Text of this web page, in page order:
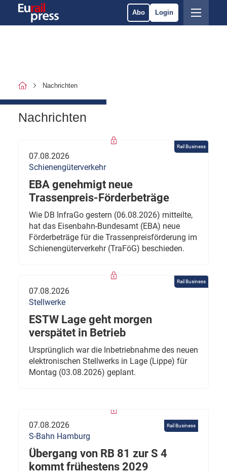
Abo Login
Nachrichten
Nachrichten
Rail Business
07.08.2026
Schienengüterverkehr
EBA genehmigt neue
Trassenpreis-Förderbeträge
Wie DB InfraGo gestern (06.08.2026) mitteilte,
hat das Eisenbahn-Bundesamt (EBA) neue
Förderbeträge für die Trassenpreisförderung im
Schienengüterverkehr (TraFöG) beschieden.
Rail Business
07.08.2026
Stellwerke
ESTW Lage geht morgen
verspätet in Betrieb
Ursprünglich war die Inbetriebnahme des neuen
elektronischen Stellwerks in Lage (Lippe) für
Montag (03.08.2026) geplant.
Rail Business
07.08.2026
S-Bahn Hamburg
Übergang von RB 81 zur S 4
kommt frühestens 2029